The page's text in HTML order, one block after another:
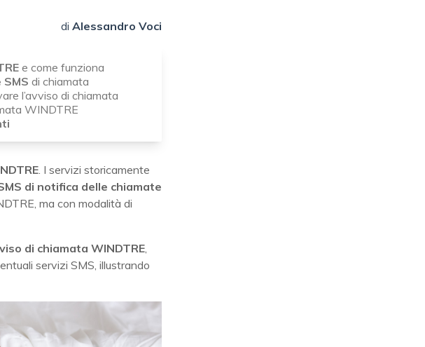
di Alessandro Voci
e come funziona
di chiamata
l’avviso di chiamata
WINDTRE
. I servizi storicamente
di notifica delle chiamate
ma con modalità di
di chiamata WINDTRE,
servizi SMS, illustrando